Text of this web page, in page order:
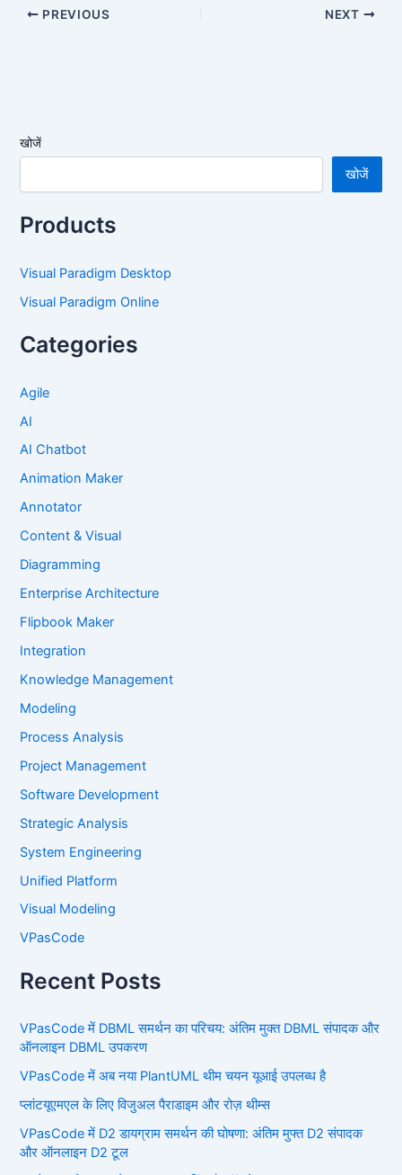
PREVIOUS NEXT
खोजें
खोजें
Products
Visual Paradigm Desktop
Visual Paradigm Online
Categories
Agile
AI
AI Chatbot
Animation Maker
Annotator
Content & Visual
Diagramming
Enterprise Architecture
Flipbook Maker
Integration
Knowledge Management
Modeling
Process Analysis
Project Management
Software Development
Strategic Analysis
System Engineering
Unified Platform
Visual Modeling
VPasCode
Recent Posts
VPasCode में DBML समर्थन का परिचय: अंतिम मुक्त DBML संपादक और
ऑनलाइन DBML उपकरण
VPasCode में अब नया PlantUML थीम चयन यूआई उपलब्ध है
प्लांटयूएमएल के लिए विजुअल पैराडाइम और रोज़ थीम्स
VPasCode में D2 डायग्राम समर्थन की घोषणा: अंतिम मुफ्त D2 संपादक
और ऑनलाइन D2 टूल